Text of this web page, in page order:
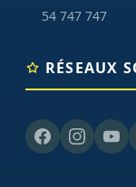
54 747 747
RÉSEAUX